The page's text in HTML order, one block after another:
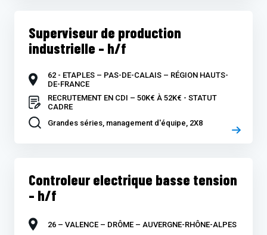
Superviseur de production
industrielle – h/f
62 - ETAPLES – PAS-DE-CALAIS – RÉGION HAUTS-
DE-FRANCE
RECRUTEMENT EN CDI – 50K€ À 52K€ - STATUT
CADRE
Grandes séries, management d'équipe, 2X8
Controleur electrique basse tension
– h/f
26 – VALENCE – DRÔME – AUVERGNE-RHÔNE-ALPES